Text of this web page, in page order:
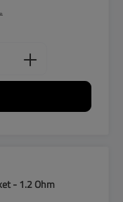
den
- 1.2 Ohm